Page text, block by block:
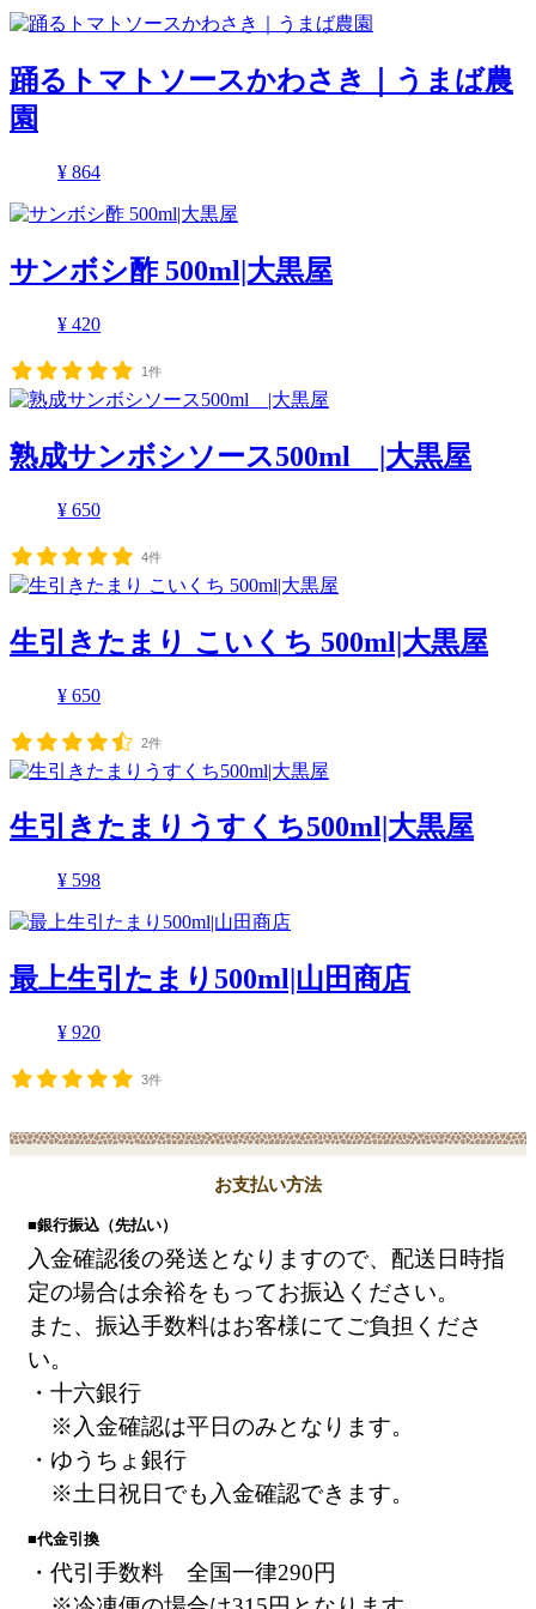
踊るトマトソースかわさき｜うまば農
園
¥ 864
サンボシ酢 500ml|大黒屋
¥ 420
1件
熟成サンボシソース500ml |大黒屋
¥ 650
4件
生引きたまり こいくち 500ml|大黒屋
¥ 650
2件
生引きたまりうすくち500ml|大黒屋
¥ 598
最上生引たまり500ml|山田商店
¥ 920
3件
お支払い方法
■銀行振込（先払い）
入金確認後の発送となりますので、配送日時指
定の場合は余裕をもってお振込ください。
また、振込手数料はお客様にてご負担くださ
い。
・十六銀行
※入金確認は平日のみとなります。
・ゆうちょ銀行
※土日祝日でも入金確認できます。
■代金引換
・代引手数料 全国一律290円